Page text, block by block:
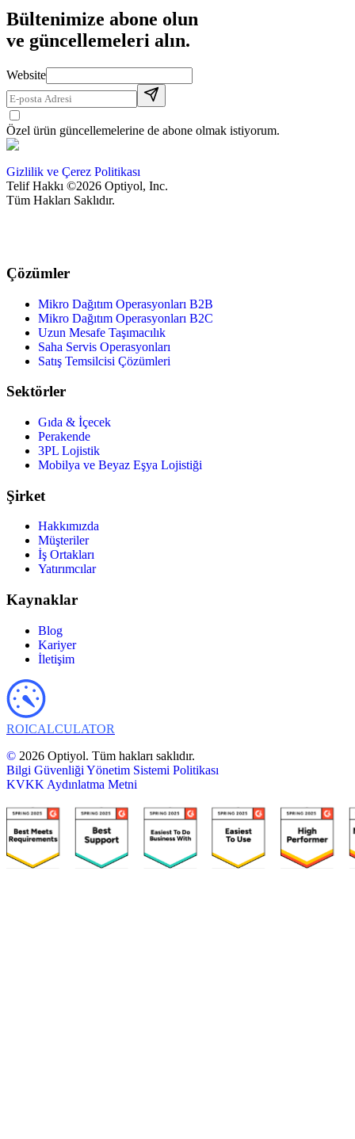
Bültenimize abone olun
ve güncellemeleri alın.
Website
Özel ürün güncellemelerine de abone olmak istiyorum.
Gizlilik ve Çerez Politikası
Telif Hakkı ©2026 Optiyol, Inc.
Tüm Hakları Saklıdır.
Çözümler
Mikro Dağıtım Operasyonları B2B
Mikro Dağıtım Operasyonları B2C
Uzun Mesafe Taşımacılık
Saha Servis Operasyonları
Satış Temsilcisi Çözümleri
Sektörler
Gıda & İçecek
Perakende
3PL Lojistik
Mobilya ve Beyaz Eşya Lojistiği
Şirket
Hakkımızda
Müşteriler
İş Ortakları
Yatırımcılar
Kaynaklar
Blog
Kariyer
İletişim
ROICALCULATOR
© 2026 Optiyol. Tüm hakları saklıdır.
Bilgi Güvenliği Yönetim Sistemi Politikası
KVKK Aydınlatma Metni